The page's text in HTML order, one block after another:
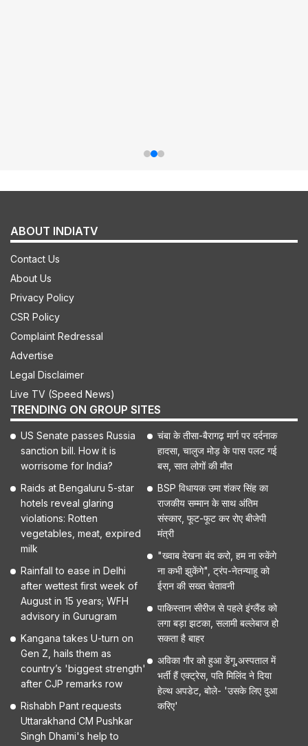
ABOUT INDIATV
Contact Us
About Us
Privacy Policy
CSR Policy
Complaint Redressal
Advertise
Legal Disclaimer
Live TV (Speed News)
TRENDING ON GROUP SITES
US Senate passes Russia
sanction bill. How it is
worrisome for India?
Raids at Bengaluru 5-star
hotels reveal glaring
violations: Rotten
vegetables, meat, expired
milk
Rainfall to ease in Delhi
after wettest first week of
August in 15 years; WFH
advisory in Gurugram
Kangana takes U-turn on
Gen Z, hails them as
country’s 'biggest strength'
after CJP remarks row
Rishabh Pant requests
Uttarakhand CM Pushkar
Singh Dhami's help to
चंबा के तीसा-बैरागढ़ मार्ग पर दर्दनाक
हादसा, चालुज मोड़ के पास पलट गई
बस, सात लोगों की मौत
BSP विधायक उमा शंकर सिंह का
राजकीय सम्मान के साथ अंतिम
संस्कार, फूट-फूट कर रोए बीजेपी
मंत्री
"ख्वाब देखना बंद करो, हम ना रुकेंगे
ना कभी झुकेंगे", ट्रंप-नेतन्याहू को
ईरान की सख्त चेतावनी
पाकिस्तान सीरीज से पहले इंग्लैंड को
लगा बड़ा झटका, सलामी बल्लेबाज हो
सकता है बाहर
अविका गौर को हुआ डेंगू,अस्पताल में
भर्ती हैं एक्ट्रेस, पति मिलिंद ने दिया
हेल्थ अपडेट, बोले- 'उसके लिए दुआ
करिए'